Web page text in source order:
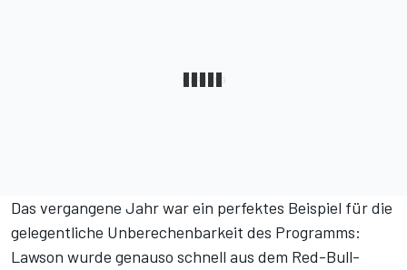
Das vergangene Jahr war ein perfektes Beispiel für die
gelegentliche Unberechenbarkeit des Programms:
Lawson wurde genauso schnell aus dem Red-Bull-